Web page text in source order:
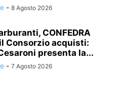
- 8 Agosto 2026
CONFEDRA
Consorzio acquisti:
presenta la...
- 7 Agosto 2026